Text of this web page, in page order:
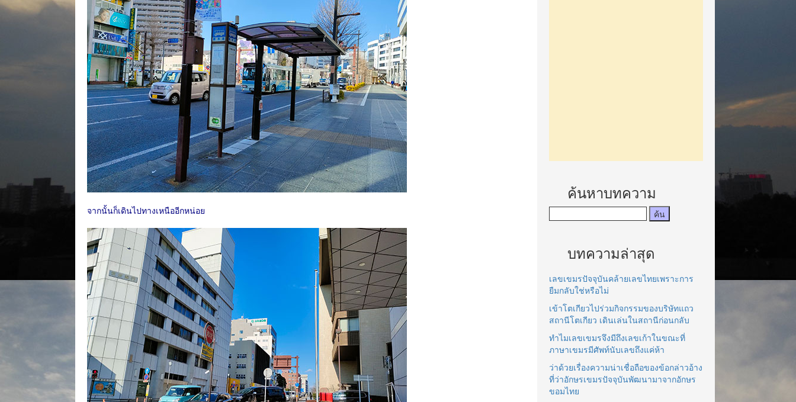
จากนั้นก็เดินไปทางเหนืออีกหน่อย
ค้นหาบทความ
บทความล่าสุด
เลขเขมรปัจจุบันคล้ายเลขไทยเพราะการ
ยืมกลับใช่หรือไม่
เข้าโตเกียวไปร่วมกิจกรรมของบริษัทแถว
สถานีโตเกียว เดินเล่นในสถานีก่อนกลับ
ทำไมเลขเขมรจึงมีถึงเลขเก้าในขณะที่
ภาษาเขมรมีศัพท์นับเลขถึงแค่ห้า
ว่าด้วยเรื่องความน่าเชื่อถือของข้อกล่าวอ้าง
ที่ว่าอักษรเขมรปัจจุบันพัฒนามาจากอักษร
ขอมไทย